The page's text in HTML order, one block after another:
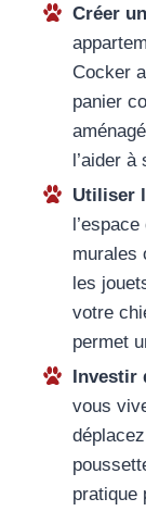
Créer
Cocker
panier
l’aider
Utiliser
murales
les
votre
permet
Investir
vous
pratique